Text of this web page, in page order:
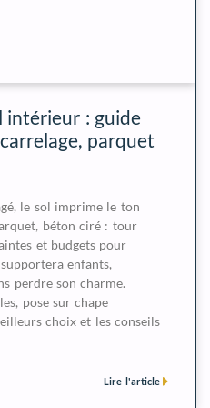
intérieur : guide
parquet
le sol imprime le ton
béton ciré : tour
et budgets pour
enfants,
perdre son charme.
pose sur chape
choix et les conseils
Lire l'article